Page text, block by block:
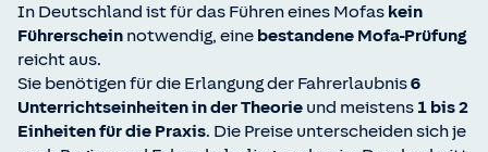
In Deutschland ist für das Führen eines Mofas kein
Führerschein notwendig, eine bestandene Mofa-Prüfung
reicht aus.
Sie benötigen für die Erlangung der Fahrerlaubnis6
Unterrichtseinheiten in der Theorie und meistens 1 bis 2
Einheiten für die Praxis. Die Preise unterscheiden sich je